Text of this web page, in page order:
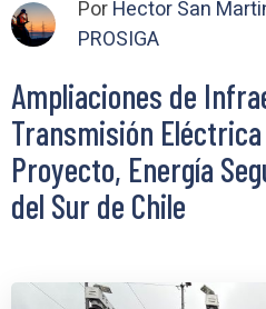
PorHector San
PROSIGA
Ampliaciones de
Transmisión
Proyecto, Energía
del Sur de Chile